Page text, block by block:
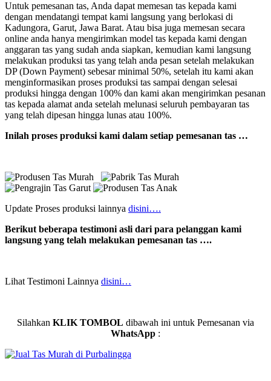
Untuk pemesanan tas, Anda dapat memesan tas kepada kami
dengan mendatangi tempat kami langsung yang berlokasi di
Kadungora, Garut, Jawa Barat. Atau bisa juga memesan secara
online anda hanya mengirimkan model tas kepada kami dengan
anggaran tas yang sudah anda siapkan, kemudian kami langsung
melakukan produksi tas yang telah anda pesan setelah melakukan
DP (Down Payment) sebesar minimal 50%, setelah itu kami akan
menginformasikan proses produksi tas sampai dengan selesai
produksi hingga dengan 100% dan kami akan mengirimkan pesanan
tas kepada alamat anda setelah melunasi seluruh pembayaran tas
yang telah dipesan hingga lunas atau 100%.
Inilah proses produksi kami dalam setiap pemesanan tas …
Update Proses produksi lainnya disini….
Berikut beberapa testimoni asli dari para pelanggan kami
langsung yang telah melakukan pemesanan tas ….
Lihat Testimoni Lainnya disini…
Silahkan KLIK TOMBOL dibawah ini untuk Pemesanan via
WhatsApp :